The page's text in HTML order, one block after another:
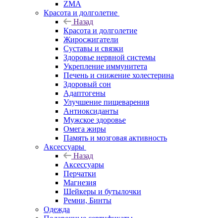
ZMA
Красота и долголетие
Назад
Красота и долголетие
Жиросжигатели
Суставы и связки
Здоровье нервной системы
Укрепление иммунитета
Печень и снижение холестерина
Здоровый сон
Адаптогены
Улучшение пищеварения
Антиоксиданты
Мужское здоровье
Омега жиры
Память и мозговая активность
Аксессуары
Назад
Аксессуары
Перчатки
Магнезия
Шейкеры и бутылочки
Ремни, Бинты
Одежда